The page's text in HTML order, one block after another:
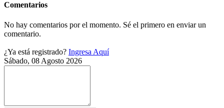
Comentarios
No hay comentarios por el momento. Sé el primero en enviar un
comentario.
¿Ya está registrado? Ingresa Aquí
Sábado, 08 Agosto 2026